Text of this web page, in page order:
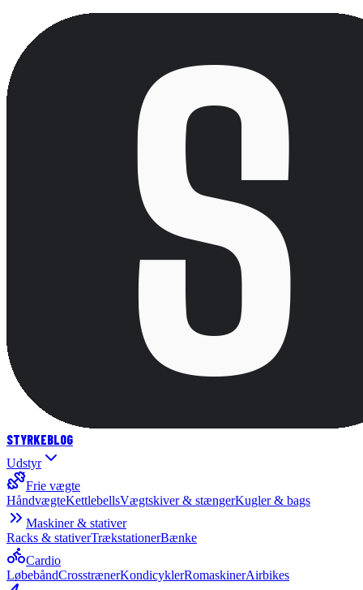
STYRKEBLOG
Udstyr
Frie vægte
HåndvægteKettlebellsVægtskiver & stængerKugler & bags
Maskiner & stativer
Racks & stativerTrækstationerBænke
Cardio
LøbebåndCrosstrænerKondicyklerRomaskinerAirbikes